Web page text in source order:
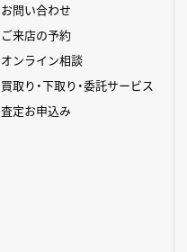
お問い合わせ
ご来店の予約
オンライン相談
買取り・下取り・委託サービス
査定お申込み